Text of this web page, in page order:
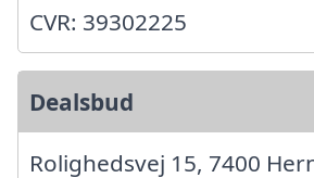
CVR: 39302225
Dealsbud
Rolighedsvej 15, 7400